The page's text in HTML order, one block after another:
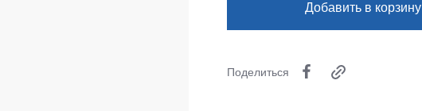
Шорты повседневные
Добавить в корзину
Поделиться